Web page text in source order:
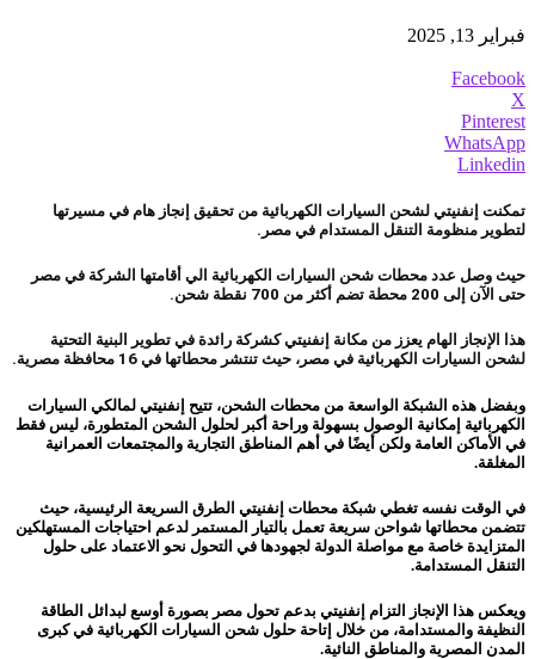
فبراير 13, 2025
Facebook
X
Pinterest
WhatsApp
Linkedin
تمكنت إنفنيتي لشحن السيارات الكهربائية من تحقيق إنجاز هام في مسيرتها
لتطوير منظومة التنقل المستدام في مصر.
حيث وصل عدد محطات شحن السيارات الكهربائية الي أقامتها الشركة في مصر
حتى الآن إلى 200 محطة تضم أكثر من 700 نقطة شحن.
هذا الإنجاز الهام يعزز من مكانة إنفنيتي كشركة رائدة في تطوير البنية التحتية
لشحن السيارات الكهربائية في مصر، حيث تنتشر محطاتها في 16 محافظة مصرية.
وبفضل هذه الشبكة الواسعة من محطات الشحن، تتيح إنفنيتي لمالكي السيارات
الكهربائية إمكانية الوصول بسهولة وراحة أكبر لحلول الشحن المتطورة، ليس فقط
في الأماكن العامة ولكن أيضًا في أهم المناطق التجارية والمجتمعات العمرانية
المغلقة.
في الوقت نفسه تغطي شبكة محطات إنفنيتي الطرق السريعة الرئيسية، حيث
تتضمن محطاتها شواحن سريعة تعمل بالتيار المستمر لدعم احتياجات المستهلكين
المتزايدة خاصة مع مواصلة الدولة لجهودها في التحول نحو الاعتماد على حلول
التنقل المستدامة.
ويعكس هذا الإنجاز التزام إنفنيتي بدعم تحول مصر بصورة أوسع لبدائل الطاقة
النظيفة والمستدامة، من خلال إتاحة حلول شحن السيارات الكهربائية في كبرى
المدن المصرية والمناطق النائية.